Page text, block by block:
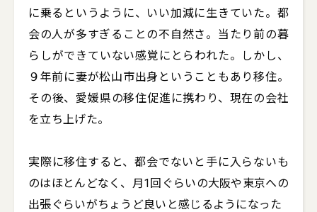
に乗るというように、いい加減に生きていた。都
会の人が多すぎることの不自然さ。当たり前の暮
らしができていない感覚にとらわれた。しかし、
９年前に妻が松山市出身ということもあり移住。
その後、愛媛県の移住促進に携わり、現在の会社
を立ち上げた。
実際に移住すると、都会でないと手に入らないも
のはほとんどなく、月1回ぐらいの大阪や東京への
出張ぐらいがちょうど良いと感じるようになった